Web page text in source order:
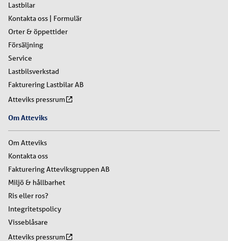
Lastbilar
Kontakta oss | Formulär
Orter & öppettider
Försäljning
Service
Lastbilsverkstad
Fakturering Lastbilar AB
Atteviks pressrum
Om Atteviks
Om Atteviks
Kontakta oss
Fakturering Atteviksgruppen AB
Miljö & hållbarhet
Ris eller ros?
Integritetspolicy
Visseblåsare
Atteviks pressrum